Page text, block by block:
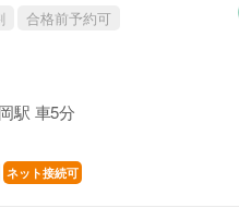
合格前予約可
駅 車5分
ネット接続可